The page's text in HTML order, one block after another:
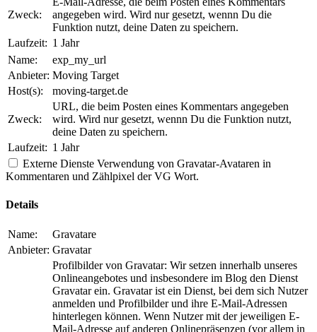
Zweck:
angegeben wird. Wird nur gesetzt, wennn Du die
Funktion nutzt, deine Daten zu speichern.
Laufzeit: 1 Jahr
Name:
exp_my_url
Anbieter: Moving Target
Host(s):
moving-target.de
Zweck:
URL, die beim Posten eines Kommentars angegeben
wird. Wird nur gesetzt, wennn Du die Funktion nutzt,
deine Daten zu speichern.
Laufzeit: 1 Jahr
Externe Dienste Verwendung von Gravatar-Avataren in
Kommentaren und Zählpixel der VG Wort.
Details
Name:
Gravatare
Anbieter: Gravatar
Profilbilder von Gravatar: Wir setzen innerhalb unseres
Onlineangebotes und insbesondere im Blog den Dienst
Gravatar ein. Gravatar ist ein Dienst, bei dem sich Nutzer
anmelden und Profilbilder und ihre E-Mail-Adressen
hinterlegen können. Wenn Nutzer mit der jeweiligen E-
Mail-Adresse auf anderen Onlinepräsenzen (vor allem in